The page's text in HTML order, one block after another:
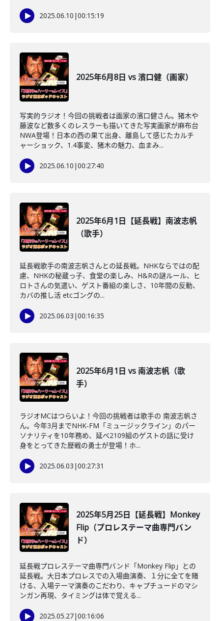
2025.06.10 |00:15:19
2025年6月8日 vs 濱口健（画家）
写実的ラジオ！今回の挑戦者は画家の濱口健さん。猪木や
藤波など数多くのレスラーも描いてきた写実画家が麻布台
NWA登場！日本の西の果て出身、離島して感じたカルチ
ャーショック、1.4事変、猪木の魅力、血まみ...
2025.06.10 |00:27:40
2025年6月1日【延長戦】南波志帆
（歌手）
延長戦歌手の南波志帆さんとの延長戦。NHKならではの配
慮、NHKの秘蔵っ子、食堂の楽しみ、H&Rの謎ルール、ヒ
ロトさんの気遣い、ゲスト番組の楽しさ、10年間の反動、
カバの推し活 etcゴングの...
2025.06.03 |00:16:35
2025年6月1日 vs 南波志帆（歌
手）
ラジオMCはつらいよ！今回の挑戦者は歌手の 南波志帆さ
ん。今年3月までNHK-FM「ミュージックライン」のパー
ソナリティを10年務め、延べ2109組のゲストの話に受け
身をとってきた歴戦の勇士が登場！ホ...
2025.06.03 |00:27:31
2025年5月25日【延長戦】Monkey
Flip（プロレステーマ曲専門バン
ド）
延長戦プロレステーマ曲専門バンド「Monkey Flip」との
延長戦。大日本プロレスでの入場曲演奏、１分に全てを賭
ける、入場テーマ演奏のこだわり、キャプチュードのマシ
ンガン再現、タイミングは体で覚える...
2025.05.27|00:16:06